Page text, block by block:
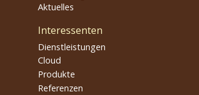
Aktuelles
Interessenten
Dienstleistungen
Cloud
Produkte
Referenzen